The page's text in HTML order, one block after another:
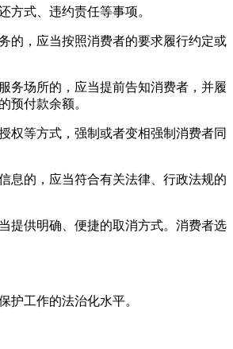
式、违约责任等事项。
的，应当按照消费者的要求履行约定或
务场所的，应当提前告知消费者，并履
预付款余额。
等方式，强制或者变相强制消费者同
息的，应当符合有关法律、行政法规的
提供明确、便捷的取消方式。消费者选
工作的法治化水平。